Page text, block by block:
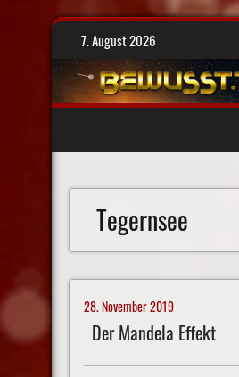
Skip
7. August 2026
Tegernsee
28. November 2019
Der Mandela Effekt